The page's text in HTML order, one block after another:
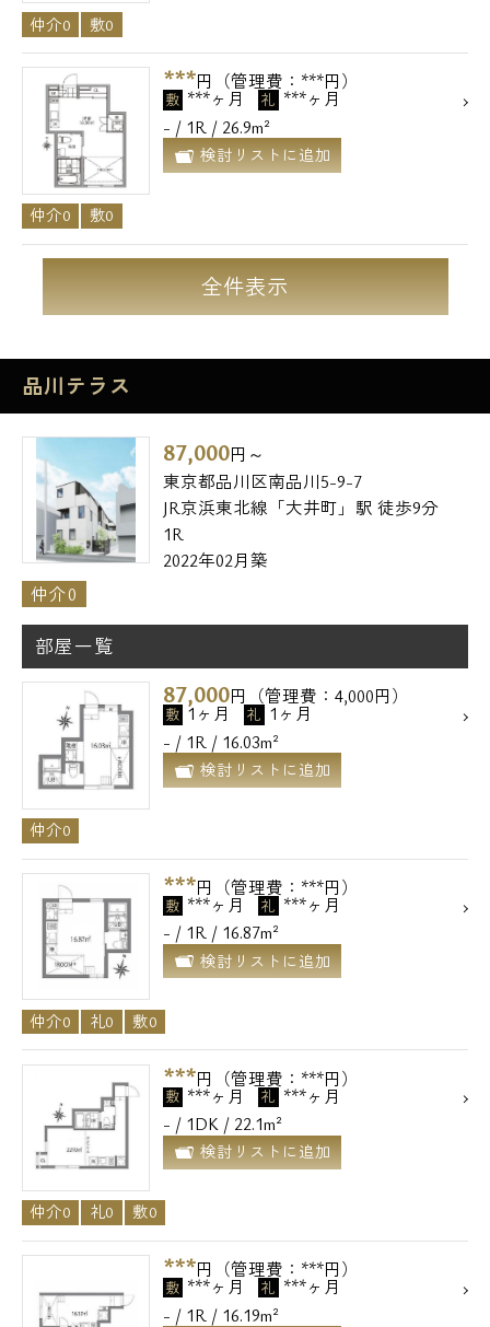
仲介0 敷0
***円（管理費：***円）
敷 ***ヶ月 礼 ***ヶ月
- / 1R / 26.9m²
検討リストに追加
仲介0 敷0
全件表示
品川テラス
87,000円～
東京都品川区南品川5-9-7
JR京浜東北線「大井町」駅 徒歩9分
1R
2022年02月築
仲介0
部屋一覧
87,000円（管理費：4,000円）
敷 1ヶ月 礼 1ヶ月
- / 1R / 16.03m²
検討リストに追加
仲介0
***円（管理費：***円）
敷 ***ヶ月 礼 ***ヶ月
- / 1R / 16.87m²
検討リストに追加
仲介0 礼0 敷0
***円（管理費：***円）
敷 ***ヶ月 礼 ***ヶ月
- / 1DK / 22.1m²
検討リストに追加
仲介0 礼0 敷0
***円（管理費：***円）
敷 ***ヶ月 礼 ***ヶ月
- / 1R / 16.19m²